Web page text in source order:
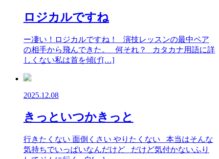
ロジカルですね
ー凄い！ロジカルですね！ 演技レッスンの最中ペア
の相手から飛んできた。 何それ？ カタカナ用語に詳
しくない私は首を傾げ[…]
2025.12.08
きっといつかきっと
行きたくない 面倒くさい やりたくない 本当はそんな
気持ちでいっぱいなんだけど だけど気付かないふり